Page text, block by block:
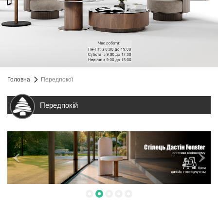
Головна Передпокої
Передпокій